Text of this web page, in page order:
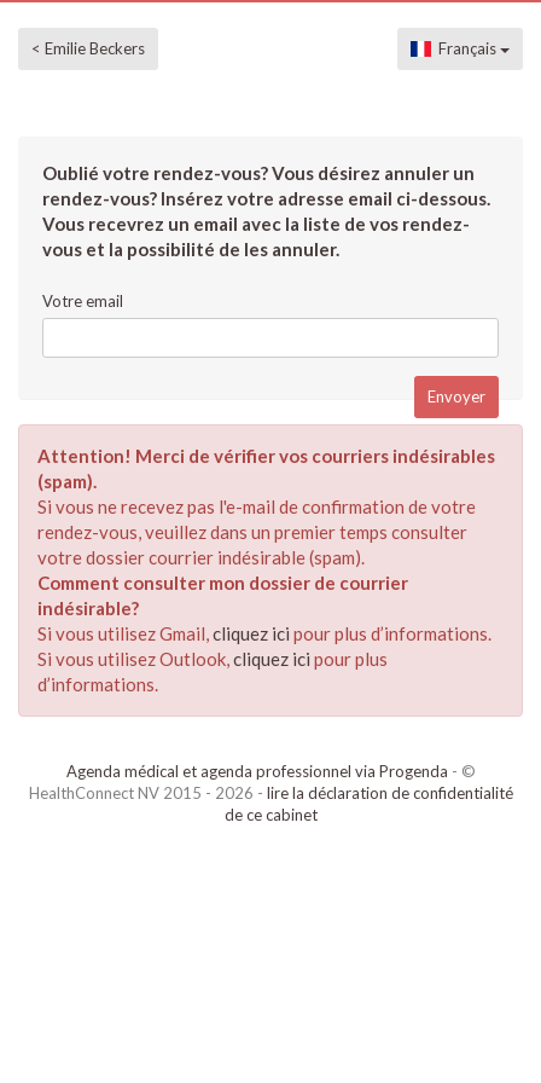
< Emilie Beckers Français
Oublié votre rendez-vous? Vous désirez annuler un
rendez-vous? Insérez votre adresse email ci-dessous.
Vous recevrez un email avec la liste de vos rendez-
vous et la possibilité de les annuler.
Votre email
Attention! Merci de vérifier vos courriers indésirables
(spam).
Si vous ne recevez pas l'e-mail de confirmation de votre
rendez-vous, veuillez dans un premier temps consulter
votre dossier courrier indésirable (spam).
Comment consulter mon dossier de courrier
indésirable?
Si vous utilisez Gmail,cliquez ici pour plus d’informations.
Si vous utilisez Outlook,cliquez ici pour plus
d’informations.
Agenda médical et agenda professionnel via Progenda - ©
HealthConnect NV 2015 - 2026 - lire la déclaration de confidentialité
de ce cabinet